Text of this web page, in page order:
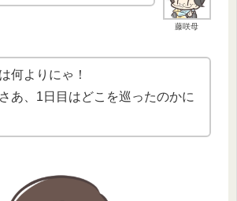
藤咲母
何よりにゃ！
あ、1日目はどこを巡ったのかに